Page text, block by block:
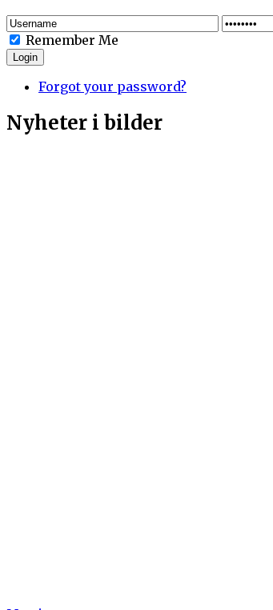
Remember Me
Login
Forgot your password?
Nyheter i bilder